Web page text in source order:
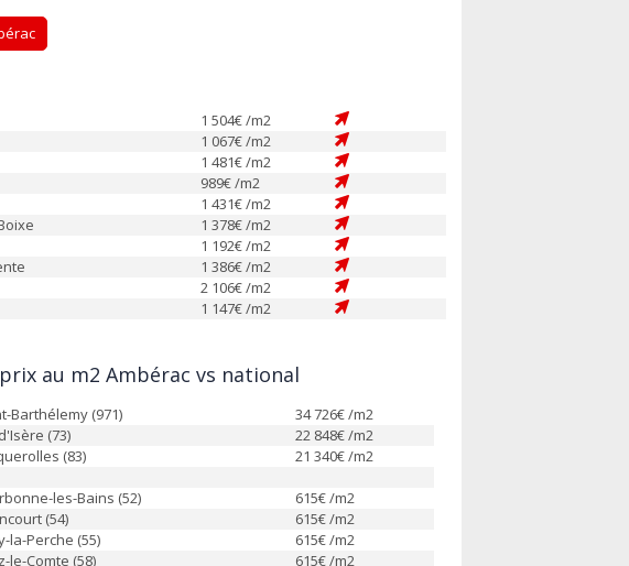
1 504€ /m2
1 067€ /m2
1 481€ /m2
989€ /m2
1 431€ /m2
1 378€ /m2
1 192€ /m2
1 386€ /m2
2 106€ /m2
1 147€ /m2
au m2 Ambérac vs national
Barthélemy (971) 34 726€ /m2
(73) 22 848€ /m2
(83) 21 340€ /m2
les-Bains (52) 615€ /m2
(54) 615€ /m2
la-Perche (55) 615€ /m2
le-Comte (58) 615€ /m2